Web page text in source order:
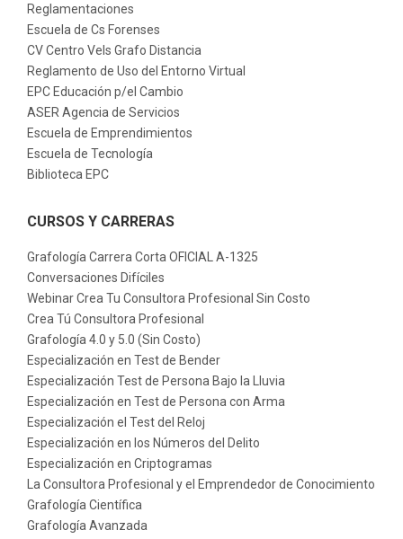
Reglamentaciones
Escuela de Cs Forenses
CV Centro Vels Grafo Distancia
Reglamento de Uso del Entorno Virtual
EPC Educación p/el Cambio
ASER Agencia de Servicios
Escuela de Emprendimientos
Escuela de Tecnología
Biblioteca EPC
CURSOS Y CARRERAS
Grafología Carrera Corta OFICIAL A-1325
Conversaciones Difíciles
Webinar Crea Tu Consultora Profesional Sin Costo
Crea Tú Consultora Profesional
Grafología 4.0 y 5.0 (Sin Costo)
Especialización en Test de Bender
Especialización Test de Persona Bajo la Lluvia
Especialización en Test de Persona con Arma
Especialización el Test del Reloj
Especialización en los Números del Delito
Especialización en Criptogramas
La Consultora Profesional y el Emprendedor de Conocimiento
Grafología Científica
Grafología Avanzada